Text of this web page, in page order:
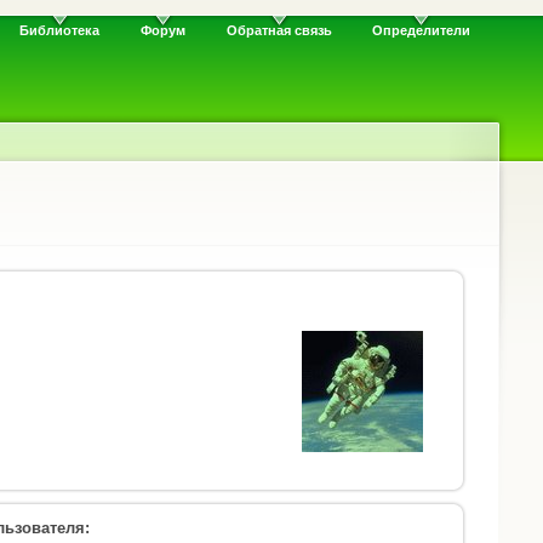
Библиотека Форум Обратная связь Определители